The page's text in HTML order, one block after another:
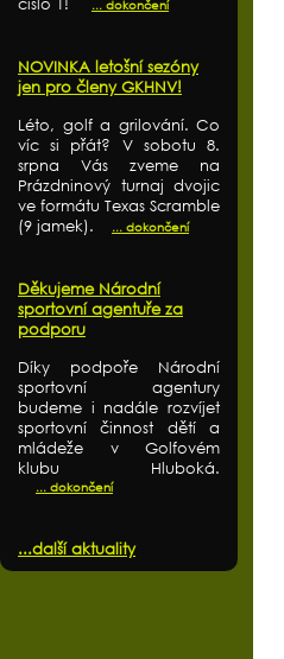
... dokončení
NOVINKA letošní sezóny
jen pro členy GKHNV!
Léto, golf a grilování. Co
víc si přát? V sobotu 8.
srpna Vás zveme na
Prázdninový turnaj dvojic
ve formátu Texas Scramble
(9 jamek).
... dokončení
Děkujeme Národní
sportovní agentuře za
podporu
Díky podpoře Národní
sportovní agentury
budeme i nadále rozvíjet
sportovní činnost dětí a
mládeže v Golfovém
klubu Hluboká.
... dokončení
...další aktuality